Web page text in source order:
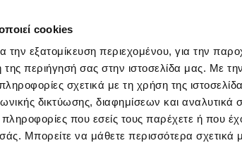
cookies
την εξατομίκευση περιεχομένου, για την
περιήγησή σας στην ιστοσελίδα μας. Με
σχετικά με τη χρήση της
δικτύωσης, διαφημίσεων και αναλυτικά
που εσείς τους παρέχετε ή που
Μπορείτε να μάθετε περισσότερα σχετικά
Διοργανώσεις